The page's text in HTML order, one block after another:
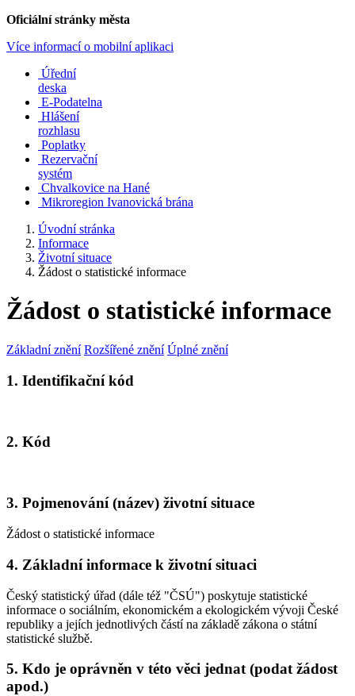
Oficiální stránky města
Více informací o mobilní aplikaci
Úřední
deska
E-Podatelna
Hlášení
rozhlasu
Poplatky
Rezervační
systém
Chvalkovice na Hané
Mikroregion Ivanovická brána
Úvodní stránka
Informace
Životní situace
Žádost o statistické informace
Žádost o statistické informace
Základní znění Rozšířené znění Úplné znění
1. Identifikační kód
2. Kód
3. Pojmenování (název) životní situace
Žádost o statistické informace
4. Základní informace k životní situaci
Český statistický úřad (dále též "ČSÚ") poskytuje statistické
informace o sociálním, ekonomickém a ekologickém vývoji České
republiky a jejích jednotlivých částí na základě zákona o státní
statistické službě.
5. Kdo je oprávněn v této věci jednat (podat žádost
apod.)